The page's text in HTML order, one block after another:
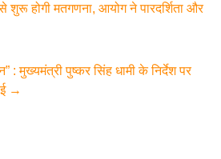
gr
m
e
शुरू होगी मतगणना, आयोग ने पारदर्शिता और
: मुख्यमंत्री पुष्कर सिंह धामी के निर्देश पर
→